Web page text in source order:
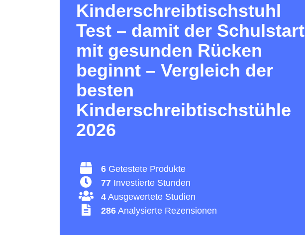
Kinderschreibtischstuhl
Test – damit der Schulstart
mit gesunden Rücken
beginnt – Vergleich der
besten
Kinderschreibtischstühle
2026
6 Getestete Produkte
77 Investierte Stunden
4 Ausgewertete Studien
286 Analysierte Rezensionen